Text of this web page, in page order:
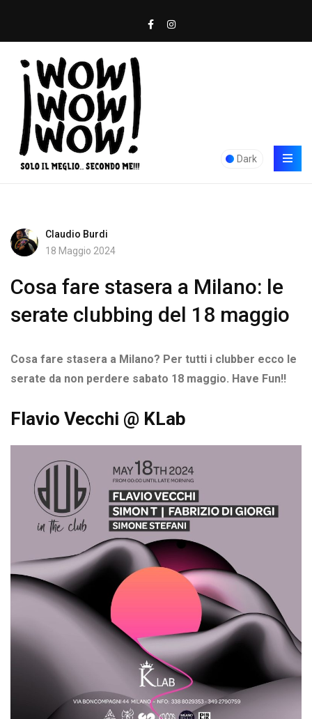
Dark
Claudio Burdi
18 Maggio 2024
Cosa fare stasera a Milano: le
serate clubbing del 18 maggio
Cosa fare stasera a Milano? Per tutti i clubber ecco le
serate da non perdere sabato 18 maggio. Have Fun!!
Flavio Vecchi @ KLab